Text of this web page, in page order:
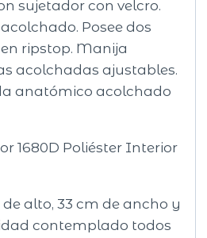
sujetador con velcro.
Posee dos
ripstop. Manija
acolchadas ajustables.
anatómico acolchado
1680D Poliéster Interior
alto, 33 cm de ancho y
contemplado todos